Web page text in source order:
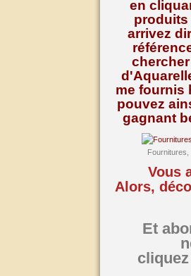
en
arrivez
me fournis
pouvez
gagnant
Fournitures,
Vous
Alors,
Et